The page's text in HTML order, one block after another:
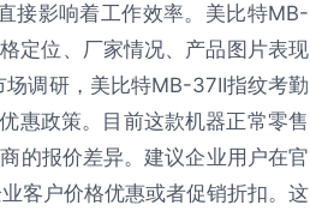
接影响着工作效率。美比特MB-
定位、厂家情况、产品图片表现
调研，美比特MB-37II指纹考勤
惠政策。目前这款机器正常零售
的报价差异。建议企业用户在官
客户价格优惠或者促销折扣。这